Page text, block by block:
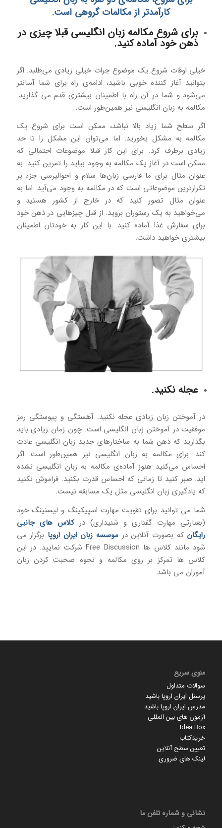
کارآمدتر از مکالمات گروهی است.
برای شروع مکالمه زبان انگلیسی قبلا چیزی در
ذهن خود آماده کنید.
خیلی اوقات شروع یک موضوع جرات خیلی زیادی می‌طلبد. اگر
بتوانید آغاز کننده‌ خوبی باشید، ادامه‌ی راه برای شما آسانتر
می‌شود و شما در آن راه با اطمینان بیشتری قدم می گذارید.
مکالمه به زبان انگلیسی نیز همین‌طور است.
اگر سطح شما زیاد بالا نباشد، ممکن است برای شروع یک
مکالمه به مشکل بخورید. اما می‌توان این مشکل را تا حد
زیادی برطرف کرد. برای این کار قبلا موضوعات احتمالی که
ممکن است در آغاز یک مکالمه به وجود بیاید را تمرین کنید. به
عنوان مثال برای ما فارسی زبان‌ها سلام و احوالپرسی جزء پر
تکرارترین موضوعاتی است که در مکالمه به وجود می‌آید. اما به
عنوان مثال تصور کنید که در خارج از کشور هستید و
می‌خواهید به یک رستوران بروید. از قبل چیزهایی در ذهن خود
برای سفارش غذا آماده کنید. با این کار به خودتان اطمینان
بیشتری خواهید داشت.
عجله نکنید.
در آموختن زبان زیادی عجله نکنید. آهستگی و پیوستگی رمز
موفقیت در آموختن زبان انگلیسی است. چون زمان زیادی باید
بگذارید که ذهن شما به ساختارهای جدید زبان انگلیسی عادت
کند. برای مکالمه به زبان انگلیسی نیز همین‌طور است. اگر
احساس می‌کنید هنوز آماده‌ی مکالمه به زبان انگلیسی نشده
اید. صبر کنید تا زمانی که احساس قدرت بکنید. فراموش نکنید
که یادگیری زبان انگلیسی مثل یک مسابقه نیست.
شما می توانید برای تقویت مهارت اسپیکینگ و لیسنینگ خود
(بعبارتی مهارت گفتاری و شنیداری) درکلاس های جانبی
رایگان که بصورت آنلاین در موسسه زبان ایران اروپا برگزار می
شود مانند کلاس ها Free Discussion شرکت نمایید. در این
کلاس ها تمرکز بر روی مکالمه و نحوه صحبت کردن زبان
آموزان می باشد.
منوی سریع
سوالات متداول
پرسنل ایران اروپا باشید
مدرس ایران اروپا باشید
آزمون های بین المللی
Idea Box
خریدکتاب
تعیین سطح آنلاین
لینک های ضروری
نشانی و شماره تلفن ما